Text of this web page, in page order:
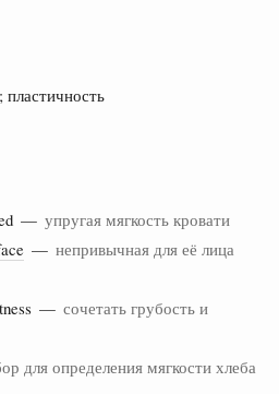
; пластичность
— упругая мягкость кровати
— непривычная для её лица
— сочетать грубость и
для определения мягкости хлеба